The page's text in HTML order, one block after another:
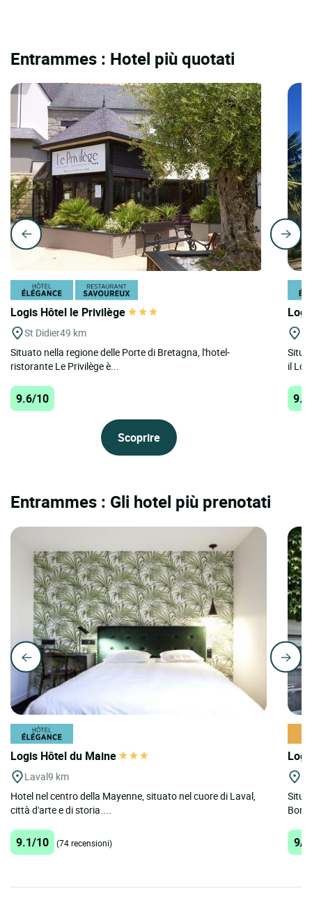
Entrammes : Hotel più quotati
Logis Hôtel le Privilège
St Didier49 km
Situato nella regione delle Porte di Bretagna, l'hotel-
ristorante Le Privilège è...
9.6/10
Scoprire
il
Entrammes : Gli hotel più prenotati
Logis Hôtel du Maine
Laval9 km
Hotel nel centro della Mayenne, situato nel cuore di Laval,
città d'arte e di storia....
9.1/10 (74 recensioni) 9/